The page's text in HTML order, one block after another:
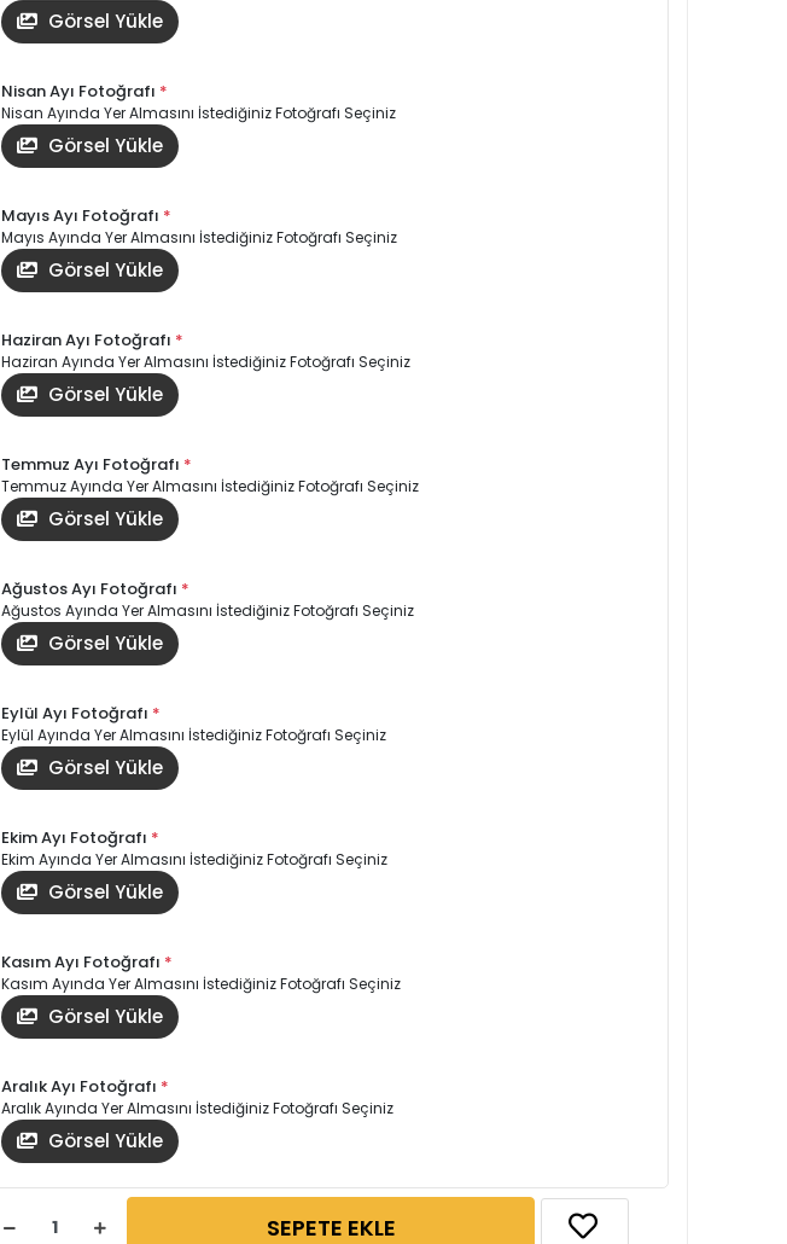
Görsel Yükle
Nisan Ayı Fotoğrafı *
Nisan Ayında Yer Almasını İstediğiniz Fotoğrafı Seçiniz
Görsel Yükle
Mayıs Ayı Fotoğrafı *
Mayıs Ayında Yer Almasını İstediğiniz Fotoğrafı Seçiniz
Görsel Yükle
Haziran Ayı Fotoğrafı *
Haziran Ayında Yer Almasını İstediğiniz Fotoğrafı Seçiniz
Görsel Yükle
Temmuz Ayı Fotoğrafı *
Temmuz Ayında Yer Almasını İstediğiniz Fotoğrafı Seçiniz
Görsel Yükle
Ağustos Ayı Fotoğrafı *
Ağustos Ayında Yer Almasını İstediğiniz Fotoğrafı Seçiniz
Görsel Yükle
Eylül Ayı Fotoğrafı *
Eylül Ayında Yer Almasını İstediğiniz Fotoğrafı Seçiniz
Görsel Yükle
Ekim Ayı Fotoğrafı *
Ekim Ayında Yer Almasını İstediğiniz Fotoğrafı Seçiniz
Görsel Yükle
Kasım Ayı Fotoğrafı *
Kasım Ayında Yer Almasını İstediğiniz Fotoğrafı Seçiniz
Görsel Yükle
Aralık Ayı Fotoğrafı *
Aralık Ayında Yer Almasını İstediğiniz Fotoğrafı Seçiniz
Görsel Yükle
SEPETE EKLE